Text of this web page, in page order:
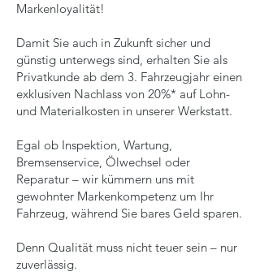
Markenloyalität!
Damit Sie auch in Zukunft sicher und
günstig unterwegs sind, erhalten Sie als
Privatkunde ab dem 3. Fahrzeugjahr einen
exklusiven Nachlass von 20%* auf Lohn-
und Materialkosten in unserer Werkstatt.
Egal ob Inspektion, Wartung,
Bremsenservice, Ölwechsel oder
Reparatur – wir kümmern uns mit
gewohnter Markenkompetenz um Ihr
Fahrzeug, während Sie bares Geld sparen.
Denn Qualität muss nicht teuer sein – nur
zuverlässig.